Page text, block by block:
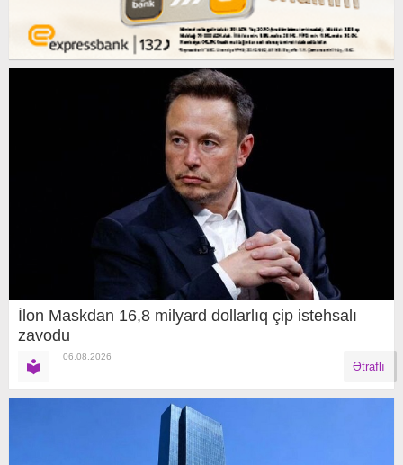
İlon Maskdan 16,8 milyard dollarlıq çip istehsalı
zavodu
06.08.2026
Ətraflı